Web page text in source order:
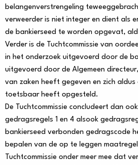
belangenverstrengeling
verweerder is niet integer en dient als
de bankierseed te worden opgevat,
Verder is de Tuchtcommissie van
in het onderzoek uitgevoerd door de
uitgevoerd door de Algemeen
van zaken heeft gegeven en zich
toetsbaar heeft opgesteld.
De Tuchtcommissie concludeert dan
gedragsregels 1 en 4 alsook
bankierseed verbonden gedragscode
bepalen van de op te leggen maatregel
Tuchtcommissie onder meer mee dat